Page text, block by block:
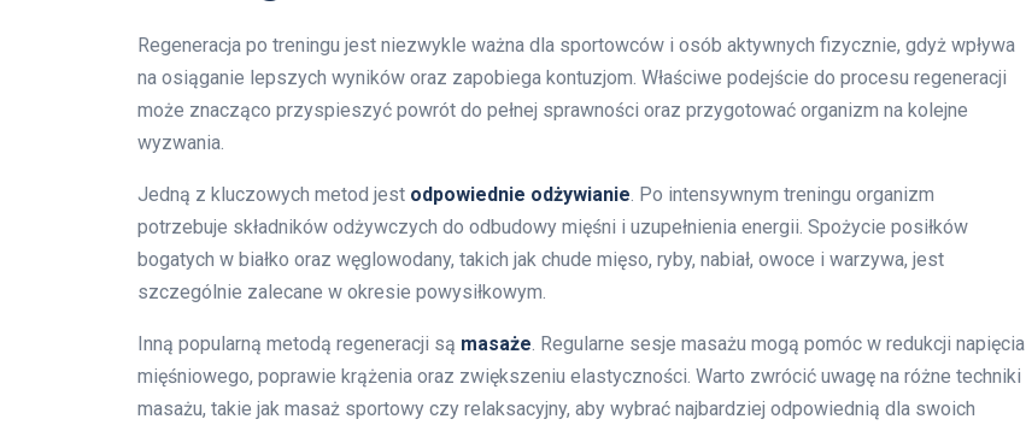
Regeneracja po treningu jest niezwykle ważna dla sportowców i osób aktywnych fizycznie, gdyż wpływa
na osiąganie lepszych wyników oraz zapobiega kontuzjom. Właściwe podejście do procesu regeneracji
może znacząco przyspieszyć powrót do pełnej sprawności oraz przygotować organizm na kolejne
wyzwania.
Jedną z kluczowych metod jest odpowiednie odżywianie . Po intensywnym treningu organizm
potrzebuje składników odżywczych do odbudowy mięśni i uzupełnienia energii. Spożycie posiłków
bogatych w białko oraz węglowodany, takich jak chude mięso, ryby, nabiał, owoce i warzywa, jest
szczególnie zalecane w okresie powysiłkowym.
Inną popularną metodą regeneracji są masaże . Regularne sesje masażu mogą pomóc w redukcji napięcia
mięśniowego, poprawie krążenia oraz zwiększeniu elastyczności. Warto zwrócić uwagę na różne techniki
masażu, takie jak masaż sportowy czy relaksacyjny, aby wybrać najbardziej odpowiednią dla swoich